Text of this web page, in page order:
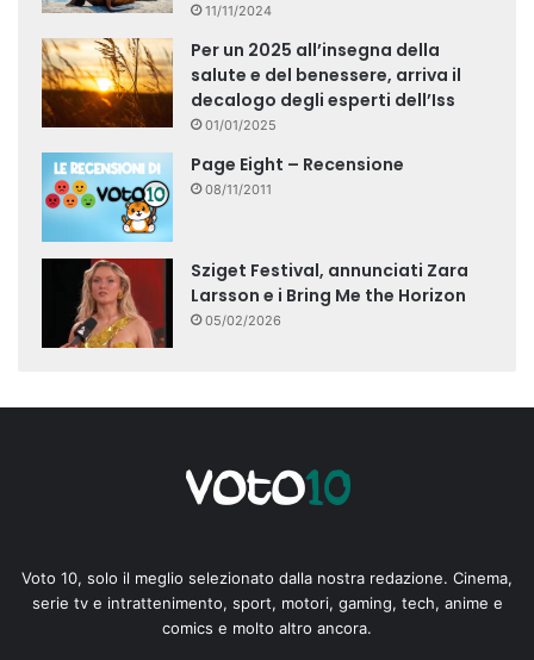
11/11/2024
Per un 2025 all’insegna della
salute e del benessere, arriva il
decalogo degli esperti dell’Iss
01/01/2025
Page Eight – Recensione
08/11/2011
Sziget Festival, annunciati Zara
Larsson e i Bring Me the Horizon
05/02/2026
Voto 10, solo il meglio selezionato dalla nostra redazione. Cinema,
serie tv e intrattenimento, sport, motori, gaming, tech, anime e
comics e molto altro ancora.